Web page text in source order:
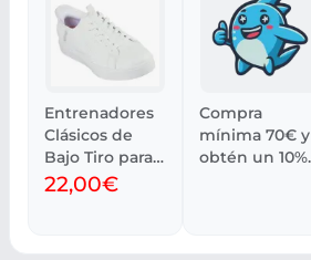
Entrenadores
Clásicos de
Bajo Tiro para
Mujeres
Skechers
22,00€
Compra
mínima 70€ y
obtén un 10%